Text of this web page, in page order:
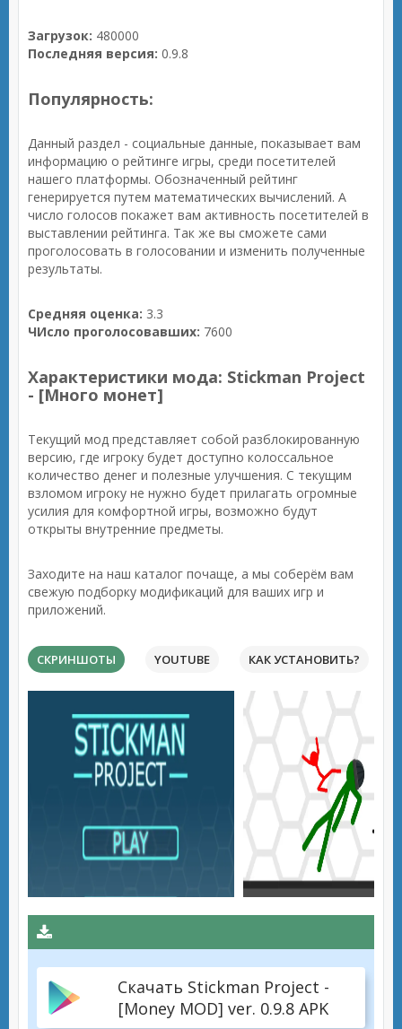
Загрузок: 480000
Последняя версия: 0.9.8
Популярность:
Данный раздел - социальные данные, показывает вам
информацию о рейтинге игры, среди посетителей
нашего платформы. Обозначенный рейтинг
генерируется путем математических вычислений. А
число голосов покажет вам активность посетителей в
выставлении рейтинга. Так же вы сможете сами
проголосовать в голосовании и изменить полученные
результаты.
Средняя оценка: 3.3
ЧИсло проголосовавших: 7600
Характеристики мода: Stickman Project
- [Много монет]
Текущий мод представляет собой разблокированную
версию, где игроку будет доступно колоссальное
количество денег и полезные улучшения. С текущим
взломом игроку не нужно будет прилагать огромные
усилия для комфортной игры, возможно будут
открыты внутренние предметы.
Заходите на наш каталог почаще, а мы соберём вам
свежую подборку модификаций для ваших игр и
приложений.
СКРИНШОТЫ YOUTUBE КАК УСТАНОВИТЬ?
Скачать Stickman Project -
[Money MOD] ver. 0.9.8 APK